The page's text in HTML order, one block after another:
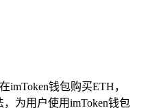
钱包购买ETH，
为用户使用imToken钱包